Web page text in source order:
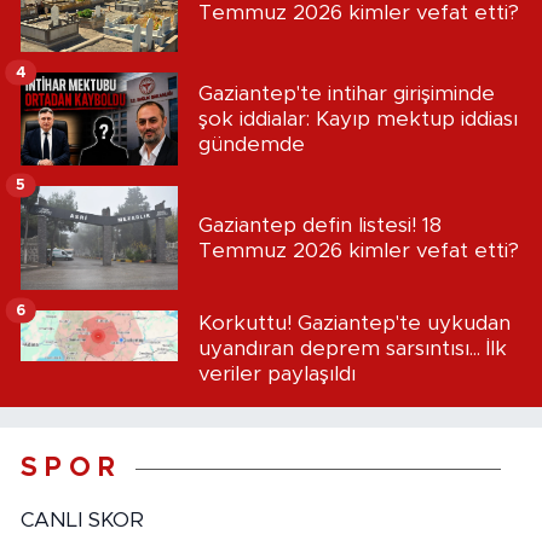
Temmuz 2026 kimler vefat etti?
Gaziantep'te intihar girişiminde
şok iddialar: Kayıp mektup iddiası
gündemde
4
Gaziantep defin listesi! 18
Temmuz 2026 kimler vefat etti?
5
Korkuttu! Gaziantep'te uykudan
uyandıran deprem sarsıntısı... İlk
veriler paylaşıldı
6
S P O R
CANLI SKOR